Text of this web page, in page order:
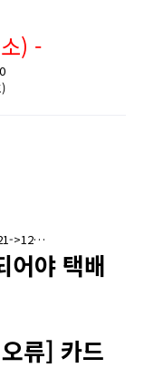
) -
>12…
어야 택배
류] 카드